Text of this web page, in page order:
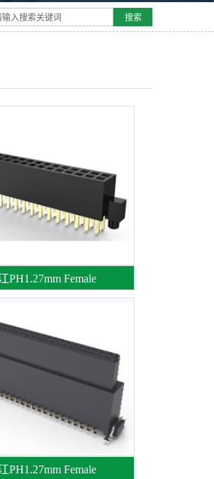
PH1.27mm Female
PH1.27mm Female